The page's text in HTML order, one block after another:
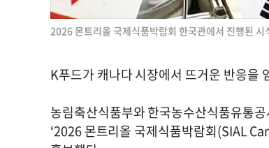
2026 몬트리올 국제식품박람회 한국관에서 진행된
K푸드가 캐나다 시장에서 뜨거운 반응을
농림축산식품부와 한국농수산식품유통
‘2026 몬트리올 국제식품박람회(SIAL